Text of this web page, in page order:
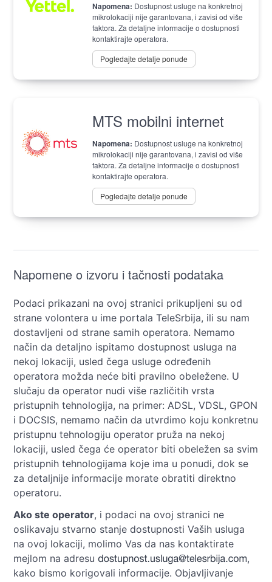
Napomena: Dostupnost usluge na konkretnoj
mikrolokaciji nije garantovana, i zavisi od više
faktora. Za detaljne informacije o dostupnosti
kontaktirajte operatora.
Pogledajte detalje ponude
MTS mobilni internet
Napomena: Dostupnost usluge na konkretnoj
mikrolokaciji nije garantovana, i zavisi od više
faktora. Za detaljne informacije o dostupnosti
kontaktirajte operatora.
Pogledajte detalje ponude
Napomene o izvoru i tačnosti podataka
Podaci prikazani na ovoj stranici prikupljeni su od
strane volontera u ime portala TeleSrbija, ili su nam
dostavljeni od strane samih operatora. Nemamo
način da detaljno ispitamo dostupnost usluga na
nekoj lokaciji, usled čega usluge određenih
operatora možda neće biti pravilno obeležene. U
slučaju da operator nudi više različitih vrsta
pristupnih tehnologija, na primer: ADSL, VDSL, GPON
i DOCSIS, nemamo način da utvrdimo koju konkretnu
pristupnu tehnologiju operator pruža na nekoj
lokaciji, usled čega će operator biti obeležen sa svim
pristupnih tehnologijama koje ima u ponudi, dok se
za detaljnije informacije morate obratiti direktno
operatoru.
Ako ste operator, i podaci na ovoj stranici ne
oslikavaju stvarno stanje dostupnosti Vaših usluga
na ovoj lokaciji, molimo Vas da nas kontaktirate
mejlom na adresu
,
kako bismo korigovali informacije. Objavljivanje